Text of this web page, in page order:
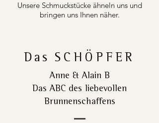
Unsere Schmuckstücke ähneln uns und
bringen uns Ihnen näher.
Das SCHÖPFER
Anne & Alain B
Das ABC des liebevollen
Brunnenschaffens